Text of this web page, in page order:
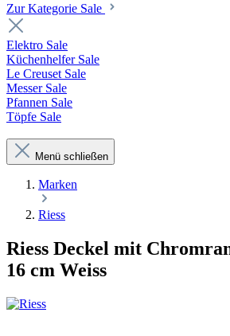
Zur Kategorie Sale
Elektro Sale
Küchenhelfer Sale
Le Creuset Sale
Messer Sale
Pfannen Sale
Töpfe Sale
Menü schließen
Marken
Riess
Riess Deckel mit
16 cm Weiss